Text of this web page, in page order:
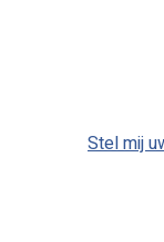
Stel mij